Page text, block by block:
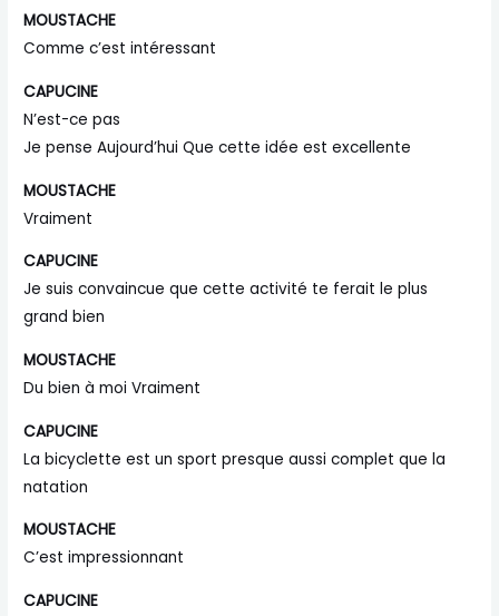
MOUSTACHE
Comme c’est intéressant
CAPUCINE
N’est-ce pas
Je pense Aujourd’hui Que cette idée est excellente
MOUSTACHE
Vraiment
CAPUCINE
Je suis convaincue que cette activité te ferait le plus
grand bien
MOUSTACHE
Du bien à moi Vraiment
CAPUCINE
La bicyclette est un sport presque aussi complet que la
natation
MOUSTACHE
C’est impressionnant
CAPUCINE